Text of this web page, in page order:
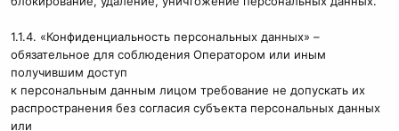
1.1.4. «Конфиденциальность персональных данных» –
обязательное для соблюдения Оператором или иным
получившим доступ
к персональным данным лицом требование не допускать их
распространения без согласия субъекта персональных данных
или